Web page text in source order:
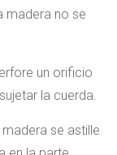
madera no se
un orificio
la cuerda.
se astille